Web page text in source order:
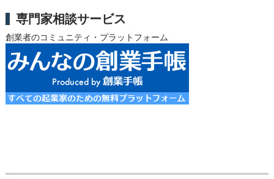
専門家相談サービス
創業者のコミュニティ・プラットフォーム